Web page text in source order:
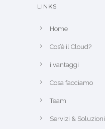
LINKS
Home
Cos’è il Cloud?
i vantaggi
Cosa facciamo
Team
Servizi & Soluzioni